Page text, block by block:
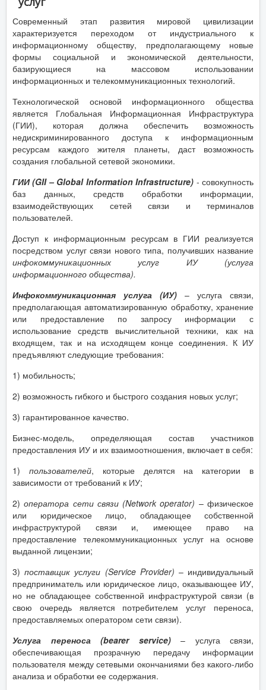
Современный этап развития мировой цивилизации
характеризуется переходом от индустриального к
информационному обществу, предполагающему новые
формы социальной и экономической деятельности,
базирующиеся на массовом использовании
информационных и телекоммуникационных технологий.
Технологической основой информационного общества
является Глобальная Информационная Инфраструктура
(ГИИ), которая должна обеспечить возможность
недискриминированного доступа к информационным
ресурсам каждого жителя планеты, даст возможность
создания глобальной сетевой экономики.
ГИИ (GII– Global Information Infrastructure) - совокупность
баз данных, средств обработки информации,
взаимодействующих сетей связи и терминалов
пользователей.
Доступ к информационным ресурсам в ГИИ реализуется
посредством услуг связи нового типа, получивших название
инфокоммуникационных услуг ИУ (услуга
информационного общества).
Инфокоммуникационная услуга (ИУ) – услуга связи,
предполагающая автоматизированную обработку, хранение
или предоставление по запросу информации с
использование средств вычислительной техники, как на
входящем, так и на исходящем конце соединения. К ИУ
предъявляют следующие требования:
1) мобильность;
2) возможность гибкого и быстрого создания новых услуг;
3) гарантированное качество.
Бизнес-модель, определяющая состав участников
предоставления ИУ и их взаимоотношения, включает в себя:
1) пользователей, которые делятся на категории в
зависимости от требований к ИУ;
2)оператора сети связи (Network operator) – физическое
или юридическое лицо, обладающее собственной
инфраструктурой связи и, имеющее право на
предоставление телекоммуникационных услуг на основе
выданной лицензии;
3)поставщик услуги (Service Provider) – индивидуальный
предприниматель или юридическое лицо, оказывающее ИУ,
но не обладающее собственной инфраструктурой связи (в
свою очередь является потребителем услуг переноса,
предоставляемых оператором сети связи).
Услуга переноса (bearer service) – услуга связи,
обеспечивающая прозрачную передачу информации
пользователя между сетевыми окончаниями без какого-либо
анализа и обработки ее содержания.